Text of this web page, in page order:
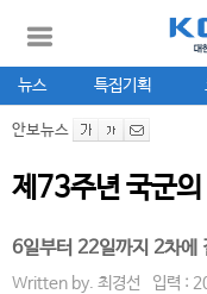
뉴스 특집기획
안보뉴스
제73주년 국군
6일부터 22일까지 2차에
Written by. 최경선 입력 :